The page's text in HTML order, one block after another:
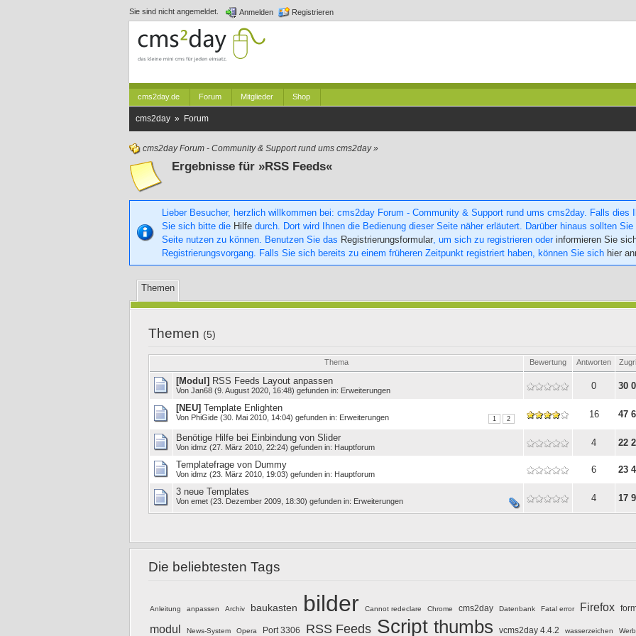
Sie sind nicht angemeldet. Anmelden Registrieren
cms2day.de Forum Mitglieder Shop
cms2day » Forum
cms2day Forum - Community & Support rund ums cms2day»
Ergebnisse für »RSS Feeds«
Lieber Besucher, herzlich willkommen bei: cms2day Forum - Community & Support rund ums cms2day. Falls
Sie sich bitte die Hilfe durch. Dort wird Ihnen die Bedienung dieser Seite näher erläutert. Darüber hinaus sollten
Seite nutzen zu können. Benutzen Sie das Registrierungsformular, um sich zu registrieren oder informieren Sie
Registrierungsvorgang. Falls Sie sich bereits zu einem früheren Zeitpunkt registriert haben, können Sie sich hier
Themen
Themen (5)
Thema Bewertung Antworten
[Modul] RSS Feeds Layout anpassen
Von Jan68 (9. August 2020, 16:48) gefunden in: Erweiterungen 0 30
[NEU] Template Enlighten
1 2
Von PhiGide (30. Mai 2010, 14:04) gefunden in: Erweiterungen 16 47
Benötige Hilfe bei Einbindung von Slider
Von idmz (27. März 2010, 22:24) gefunden in: Hauptforum 4 22
Templatefrage von Dummy
Von idmz (23. März 2010, 19:03) gefunden in: Hauptforum 6 23
3 neue Templates
Von emet (23. Dezember 2009, 18:30) gefunden in: Erweiterungen 4 17
Die beliebtesten Tags
Anleitung anpassen Archiv baukasten bilder Cannot redeclare Chrome cms2day Datenbank Fatal error Firefox
modul News-System Opera Port 3306 RSS Feeds Script thumbs vcms2day 4.4.2 wasserzeichen